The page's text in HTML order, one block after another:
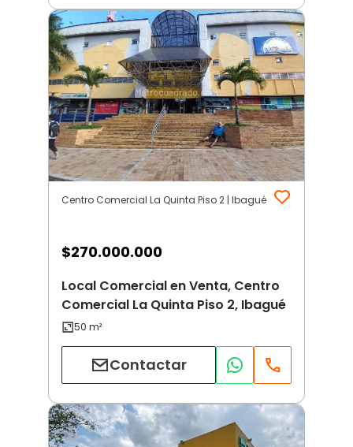
Centro Comercial La Quinta Piso 2 | Ibagué
$270.000.000
Local Comercial en Venta, Centro
Comercial La Quinta Piso 2, Ibagué
Contactar